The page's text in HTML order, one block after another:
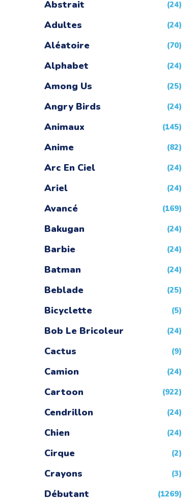
Abstrait (24)
Adultes (24)
Aléatoire (70)
Alphabet (24)
Among Us (25)
Angry Birds (24)
Animaux (145)
Anime (82)
Arc En Ciel (24)
Ariel (24)
Avancé (169)
Bakugan (24)
Barbie (24)
Batman (24)
Beblade (25)
Bicyclette (5)
Bob Le Bricoleur (24)
Cactus (9)
Camion (24)
Cartoon (922)
Cendrillon (24)
Chien (24)
Cirque (2)
Crayons (3)
Débutant (1269)